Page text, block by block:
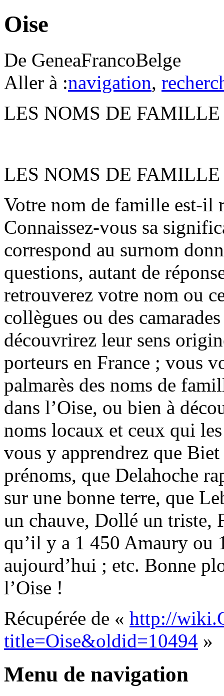
Oise
De GeneaFrancoBelge
Aller à :navigation,
LES NOMS DE
LES NOMS DE
Votre nom de famille est-il
Connaissez-vous sa
correspond au surnom
questions, autant de
retrouverez votre nom ou
collègues ou des
découvrirez leur sens
porteurs en France ; vous
palmarès des noms de
dans l’Oise, ou bien à
noms locaux et ceux qui
vous y apprendrez que
prénoms, que Delahoche
sur une bonne terre, que
un chauve, Dollé un triste,
qu’il y a 1 450 Amaury ou
aujourd’hui ; etc. Bonne
l’Oise !
Récupérée de « http://
title=Oise&oldid=10494 »
Menu de navigation